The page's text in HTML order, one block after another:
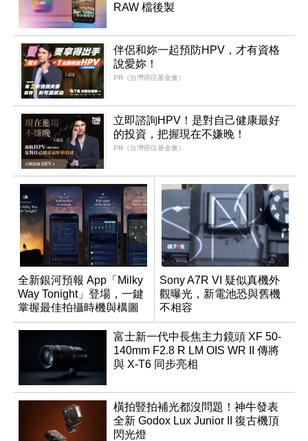
RAW 檔後製
伴侶和妳一起預防HPV，才有資格
說愛妳！
PR（台灣癌症基金會）
立即諮詢HPV！是對自己健康最好
的投資，把握現在不嫌晚！
PR（台灣癌症基金會）
全新銀河預報 App「Milky
Way Tonight」登場，一鍵
掌握最佳拍攝時機與構圖
Sony A7R VI 疑似真機外
觀曝光，新電池恐與舊機
不相容
富士新一代中長焦主力鏡頭 XF 50-
140mm F2.8 R LM OIS WR II 傳將
與 X-T6 同步亮相
橫拍豎拍補光都沒問題！神牛發表
全新 Godox Lux Junior II 復古機頂
閃光燈